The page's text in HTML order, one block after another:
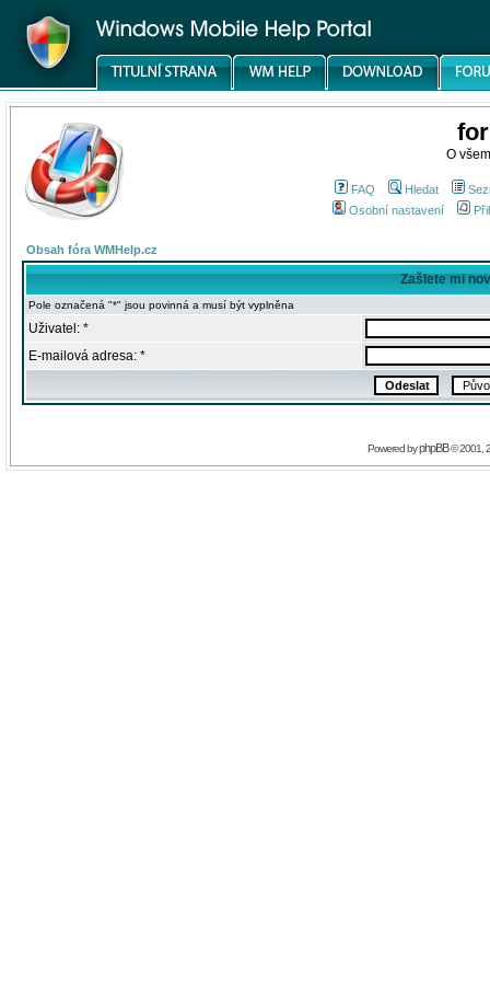
O
FAQ Hledat
Osobní nastavení
Obsah fóra WMHelp.cz
Zašlete mi
Pole označená "*" jsou povinná a musí být vyplněna
Uživatel: *
E-mailová adresa: *
Powered byphpBB© 2001,